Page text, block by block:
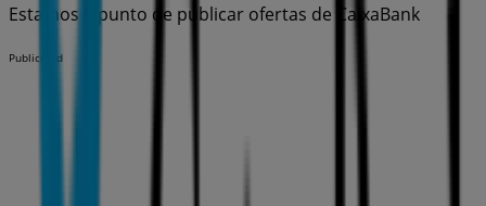
Estamos a punto de publicar ofertas de CaixaBank
Publicidad